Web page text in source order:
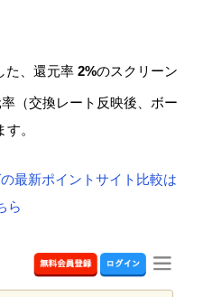
た、還元率 2%のスクリーン
（交換レート反映後、ボー
。
最新ポイントサイト比較は
ら